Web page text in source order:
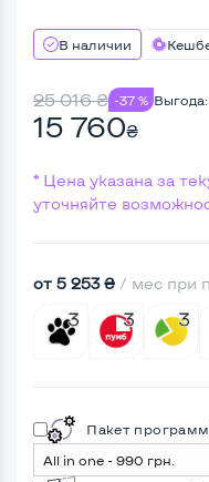
В наличии
25 016₴ -37 % Выгода:
15 760₴
* Цена указана за
уточняйте
от 5 253 ₴ / мес при
Пакет программ